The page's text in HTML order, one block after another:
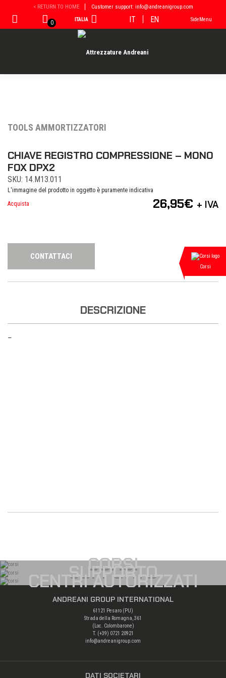
contenuto
< RETURN TO HOME Customer support: info@andreanigroup.com
0 ITALIA IT EN SideMenu
TOOLS AMMORTIZZATORI
CHIAVE REGISTRO COMPRESSIONE – MONO
FOX DPX2
SKU: 14.M13.011
L'immagine del prodotto in oggetto è puramente indicativa
Acquista
26,95€ + IVA
CONTATTACI
DESCRIZIONE
—
CORSI
SUPPORTO
CENTRI AUTORIZZATI
ANDREANI GROUP INTERNATIONAL
61121 Pesaro (PU)
Strada della Romagna, 361
(Loc. Colombarone)
T. (+39) 0721 20921
info@andreanigroup.com
DATI SOCIETARI
Corsi